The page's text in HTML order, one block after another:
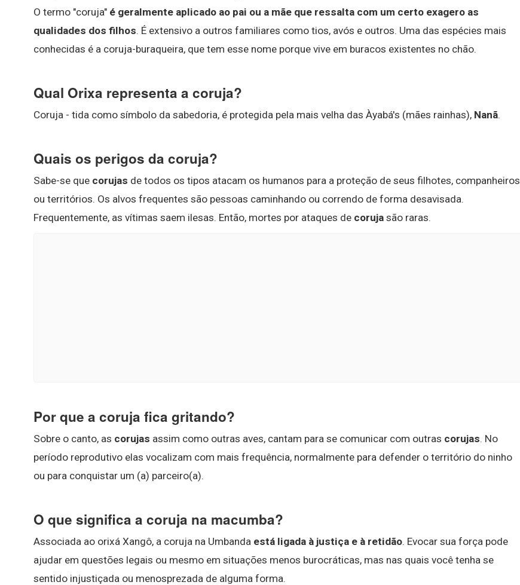
O termo "coruja" é geralmente aplicado ao pai ou a mãe que ressalta com um certo exagero as
qualidades dos filhos. É extensivo a outros familiares como tios, avós e outros. Uma das espécies mais
conhecidas é a coruja-buraqueira, que tem esse nome porque vive em buracos existentes no chão.
Qual Orixa representa a coruja?
Coruja - tida como símbolo da sabedoria, é protegida pela mais velha das Àyabá's (mães rainhas), Nanã.
Quais os perigos da coruja?
Sabe-se que corujas de todos os tipos atacam os humanos para a proteção de seus filhotes, companheiros
ou territórios. Os alvos frequentes são pessoas caminhando ou correndo de forma desavisada.
Frequentemente, as vítimas saem ilesas. Então, mortes por ataques de coruja são raras.
Por que a coruja fica gritando?
Sobre o canto, as corujas assim como outras aves, cantam para se comunicar com outras corujas. No
período reprodutivo elas vocalizam com mais frequência, normalmente para defender o território do ninho
ou para conquistar um (a) parceiro(a).
O que significa a coruja na macumba?
Associada ao orixá Xangô, a coruja na Umbanda está ligada à justiça e à retidão. Evocar sua força pode
ajudar em questões legais ou mesmo em situações menos burocráticas, mas nas quais você tenha se
sentido injustiçada ou menosprezada de alguma forma.